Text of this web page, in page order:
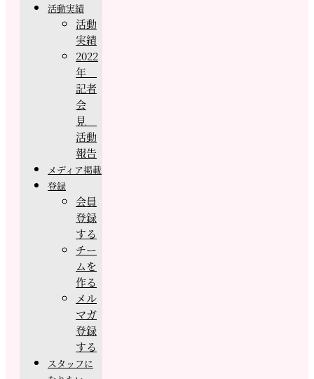
活動実績
活動
実績
2022
年
記者
会
見
活動
報告
メディア掲載
登録
会員
登録
する
チー
ムを
作る
メル
マガ
登録
する
スタッフに